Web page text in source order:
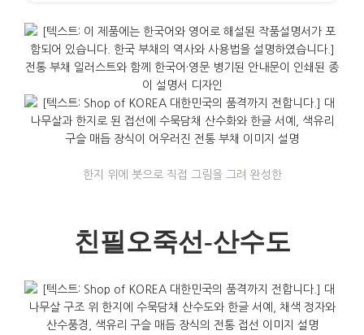
한지 위에 붓으로 직접 그림을 그려 완성한
친필오죽선-산수도